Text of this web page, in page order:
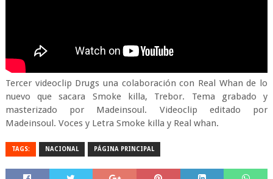
Tercer videoclip Drugs una colaboración con Real Whan de lo
nuevo que sacara Smoke killa, Trebor. Tema grabado y
masterizado por Madeinsoul. Videoclip editado por
Madeinsoul. Voces y Letra Smoke killa y Real whan.
TAGS: NACIONAL PÁGINA PRINCIPAL